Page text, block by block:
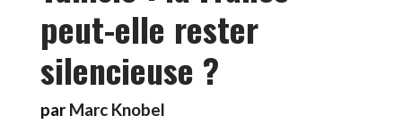
peut-elle rester
silencieuse ?
par Marc Knobel